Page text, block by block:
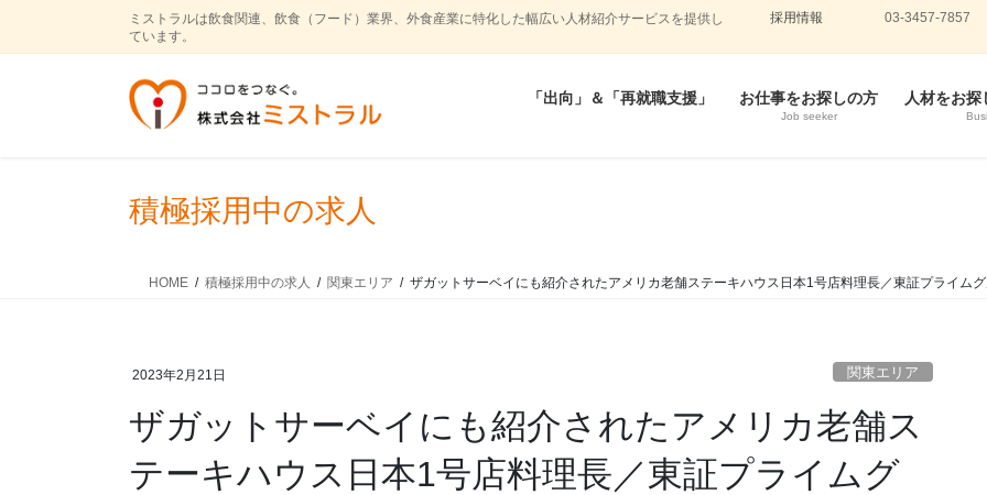
ミストラルは飲食関連、飲食（フード）業界、外食産業に特化した幅広い人材紹介サービスを提供し
ています。
採用情報 03-3457-7857
「出向」＆「再就職支援」 お仕事をお探しの方
Job seeker
人材をお
積極採用中の求人
HOME 積極採用中の求人 関東エリア ザガットサーベイにも紹介されたアメリカ老舗ステーキハウス日本1号店料理長／東証プライム
2023年2月21日 関東エリア
ザガットサーベイにも紹介されたアメリカ老舗ス
テーキハウス日本1号店料理長／東証プライムグ